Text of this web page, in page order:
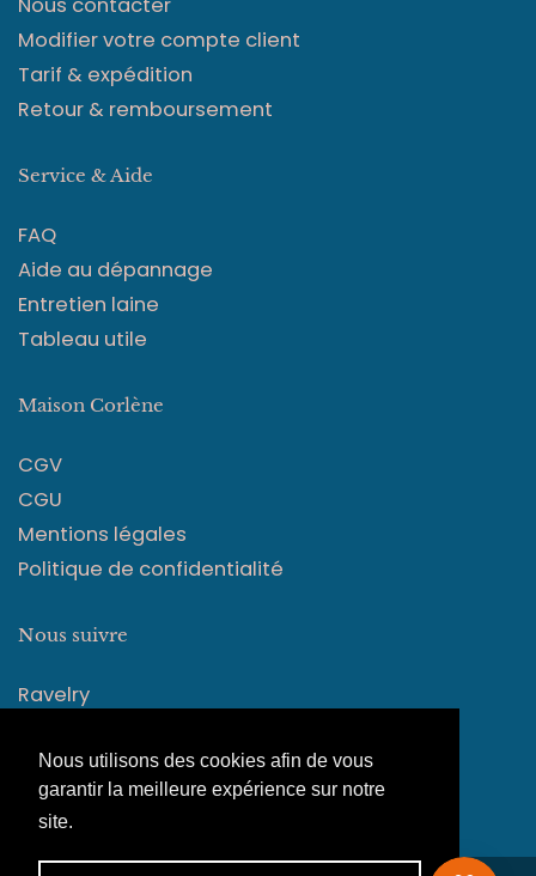
Nous utilisons des cookies afin de vous
garantir la meilleure expérience sur notre
site.
Modifier votre compte client
Tarif & expédition
Retour & remboursement
Service & Aide
FAQ
Aide au dépannage
Entretien laine
Tableau utile
Maison Corlène
CGV
CGU
Mentions légales
Politique de confidentialité
Nous suivre
Ravelry
Facebook